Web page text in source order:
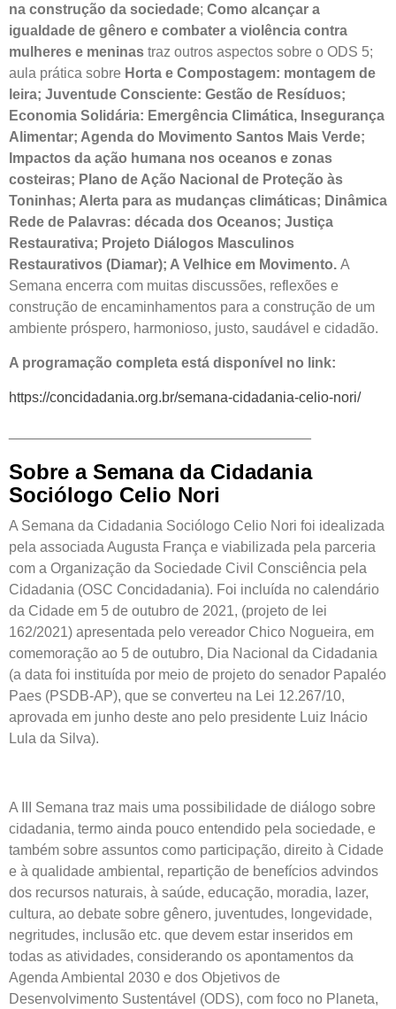
na construção da sociedade; Como alcançar a
igualdade de gênero e combater a violência contra
mulheres e meninas traz outros aspectos sobre o ODS 5;
aula prática sobre Horta e Compostagem: montagem de
leira; Juventude Consciente: Gestão de Resíduos;
Economia Solidária: Emergência Climática, Insegurança
Alimentar; Agenda do Movimento Santos Mais Verde;
Impactos da ação humana nos oceanos e zonas
costeiras; Plano de Ação Nacional de Proteção às
Toninhas; Alerta para as mudanças climáticas; Dinâmica
Rede de Palavras: década dos Oceanos; Justiça
Restaurativa; Projeto Diálogos Masculinos
Restaurativos (Diamar); A Velhice em Movimento. A
Semana encerra com muitas discussões, reflexões e
construção de encaminhamentos para a construção de um
ambiente próspero, harmonioso, justo, saudável e cidadão.
A programação completa está disponível no link:
https://concidadania.org.br/semana-cidadania-celio-nori/
Sobre a Semana da Cidadania
Sociólogo Celio Nori
A Semana da Cidadania Sociólogo Celio Nori foi idealizada
pela associada Augusta França e viabilizada pela parceria
com a Organização da Sociedade Civil Consciência pela
Cidadania (OSC Concidadania). Foi incluída no calendário
da Cidade em 5 de outubro de 2021, (projeto de lei
162/2021) apresentada pelo vereador Chico Nogueira, em
comemoração ao 5 de outubro, Dia Nacional da Cidadania
(a data foi instituída por meio de projeto do senador Papaléo
Paes (PSDB-AP), que se converteu na Lei 12.267/10,
aprovada em junho deste ano pelo presidente Luiz Inácio
Lula da Silva).
A III Semana traz mais uma possibilidade de diálogo sobre
cidadania, termo ainda pouco entendido pela sociedade, e
também sobre assuntos como participação, direito à Cidade
e à qualidade ambiental, repartição de benefícios advindos
dos recursos naturais, à saúde, educação, moradia, lazer,
cultura, ao debate sobre gênero, juventudes, longevidade,
negritudes, inclusão etc. que devem estar inseridos em
todas as atividades, considerando os apontamentos da
Agenda Ambiental 2030 e dos Objetivos de
Desenvolvimento Sustentável (ODS), com foco no Planeta,